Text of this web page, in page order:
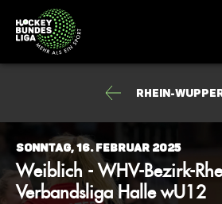
Rhein-
Sonntag, 16. Februar 2025
Weiblich - WHV-Bezirk-
Verbandsliga Halle wU12